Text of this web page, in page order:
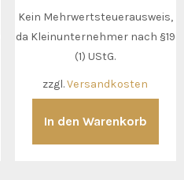
Kein Mehrwertsteuerausweis,
da Kleinunternehmer nach §19
(1) UStG.
zzgl.Versandkosten
In den Warenkorb